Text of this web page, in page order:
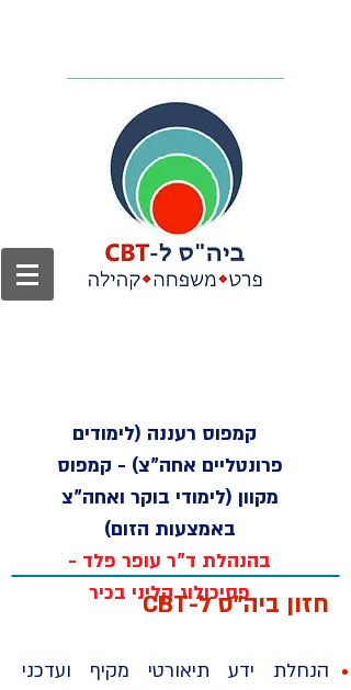
קמפוס רעננה (לימודים
פרונטליים אחה"צ) - קמפוס
מקוון (לימודי בוקר ואחה"צ
באמצעות הזום)
בהנהלת ד"ר עופר פלד -
פסיכולוג קליני בכירחזון ביה"ס ל-CBT
הנחלת ידע תיאורטי מקיף ועדכני